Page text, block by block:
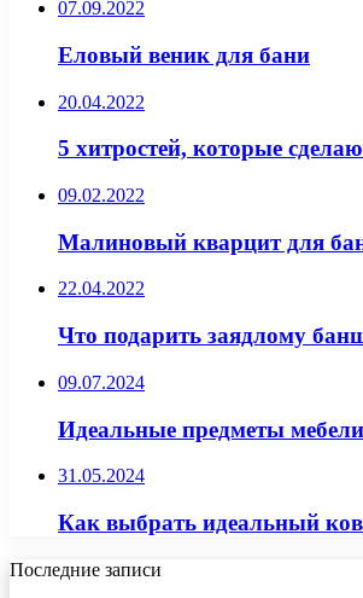
07.09.2022
Еловый веник для бани
20.04.2022
5 хитростей, которые
09.02.2022
Малиновый кварцит для
22.04.2022
Что подарить заядлому
09.07.2024
Идеальные предметы
31.05.2024
Как выбрать идеальный
Последние записи